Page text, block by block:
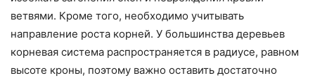
ветвями. Кроме того, необходимо учитывать
направление роста корней. У большинства деревьев
корневая система распространяется в радиусе, равном
высоте кроны, поэтому важно оставить достаточно